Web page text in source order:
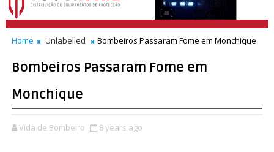
Home Unlabelled Bombeiros Passaram Fome em Monchique
Bombeiros Passaram Fome em
Monchique
Vida de Bombeiro 8 years ago